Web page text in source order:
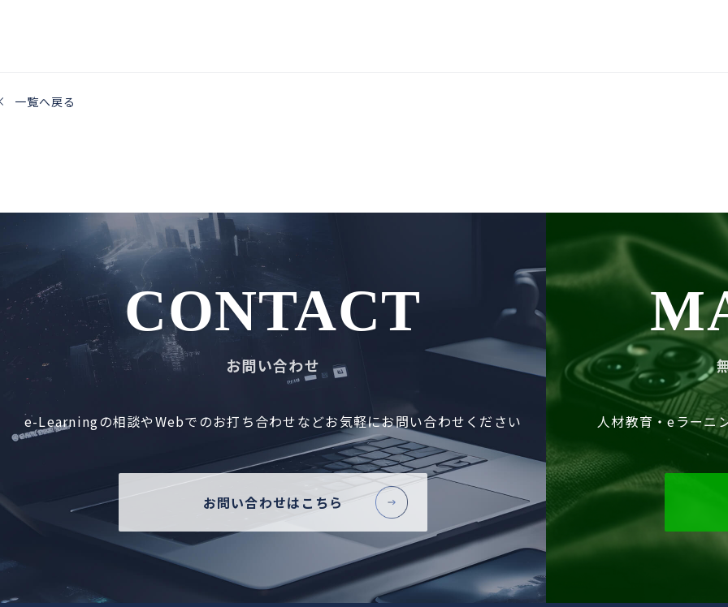
一覧へ戻る
CONTACT
お問い合わせ
e-Learningの相談やWebでのお打ち合わせなどお気軽にお問い合わせください
お問い合わせはこちら
人材教育・eラーニ